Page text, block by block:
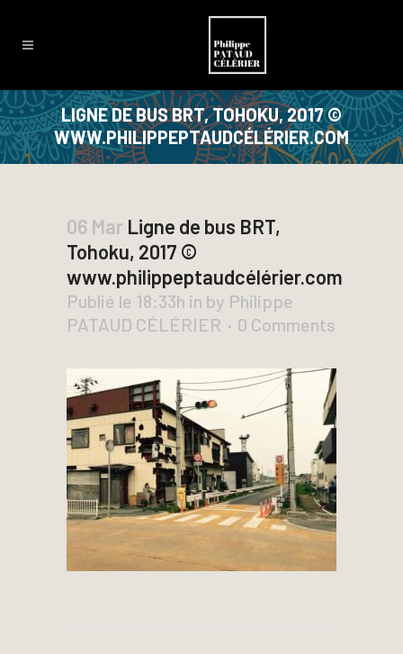
LIGNE DE BUS BRT, TOHOKU, 2017 ©
WWW.PHILIPPEPTAUDCÉLÉRIER.COM
06 Mar Ligne de bus BRT,
Tohoku, 2017 ©
www.philippeptaudcélérier.com
Publié le 18:33h in by Philippe
PATAUD CÉLÉRIER
0 Comments